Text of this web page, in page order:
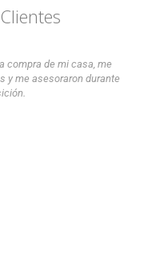
compra de mi casa, me
y me asesoraron durante